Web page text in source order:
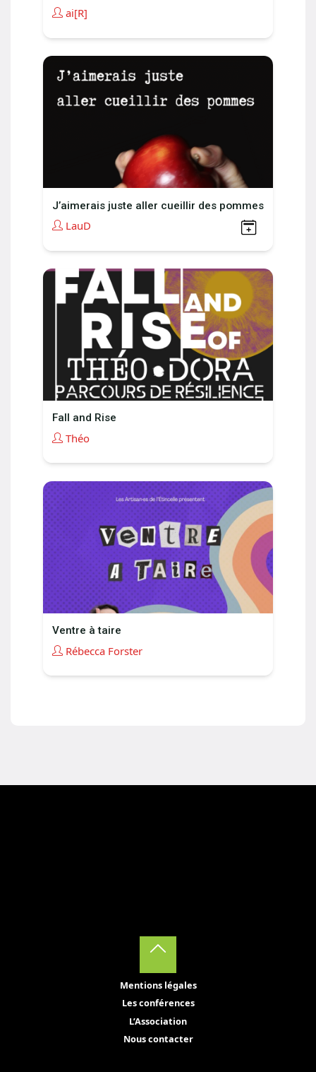
ai[R]
J’aimerais juste aller cueillir des pommes
LauD
Fall and Rise
Théo
Ventre à taire
Rébecca Forster
Mentions légales
Les conférences
L’Association
Nous contacter
Back
to
Top